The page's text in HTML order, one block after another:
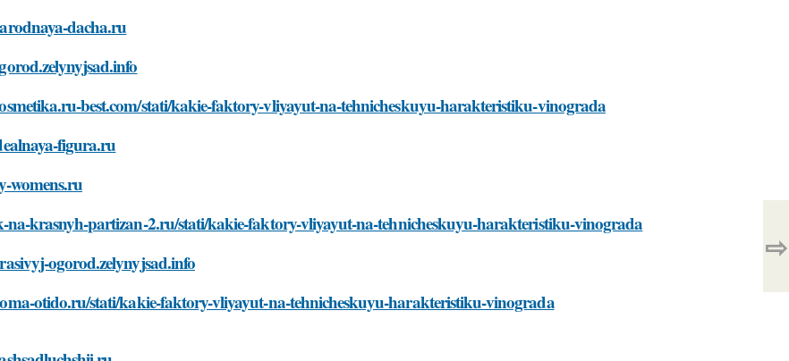
dacha.ru
best.com/stati/kakie-faktory-vliyayut-na-tehnicheskuyu-harakteristiku-vinograda
figura.ru
womens.ru
na-krasnyh-partizan-2.ru/stati/kakie-faktory-vliyayut-na-tehnicheskuyu-harakteristiku-vinograda
ogorod.zelynyjsad.info
otido.ru/stati/kakie-faktory-vliyayut-na-tehnicheskuyu-harakteristiku-vinograda
⇨